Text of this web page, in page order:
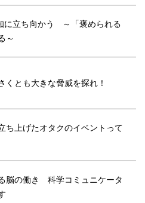
に立ち向かう ～「褒められる
～
くとも大きな脅威を探れ！
ち上げたオタクのイベントって
脳の働き 科学コミュニケータ